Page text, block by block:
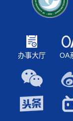
办事大厅 OA